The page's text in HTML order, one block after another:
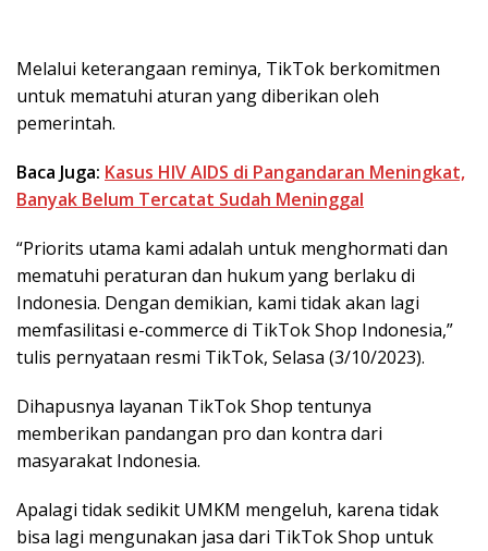
Melalui keterangaan reminya, TikTok berkomitmen
untuk mematuhi aturan yang diberikan oleh
pemerintah.
Baca Juga: Kasus HIV AIDS di Pangandaran Meningkat,
Banyak Belum Tercatat Sudah Meninggal
“Priorits utama kami adalah untuk menghormati dan
mematuhi peraturan dan hukum yang berlaku di
Indonesia. Dengan demikian, kami tidak akan lagi
memfasilitasi e-commerce di TikTok Shop Indonesia,”
tulis pernyataan resmi TikTok, Selasa (3/10/2023).
Dihapusnya layanan TikTok Shop tentunya
memberikan pandangan pro dan kontra dari
masyarakat Indonesia.
Apalagi tidak sedikit UMKM mengeluh, karena tidak
bisa lagi mengunakan jasa dari TikTok Shop untuk